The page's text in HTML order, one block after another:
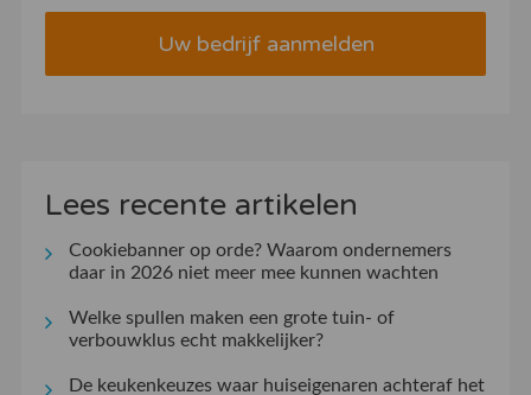
Uw bedrijf aanmelden
Lees recente artikelen
Cookiebanner op orde? Waarom ondernemers
daar in 2026 niet meer mee kunnen wachten
Welke spullen maken een grote tuin- of
verbouwklus echt makkelijker?
De keukenkeuzes waar huiseigenaren achteraf het